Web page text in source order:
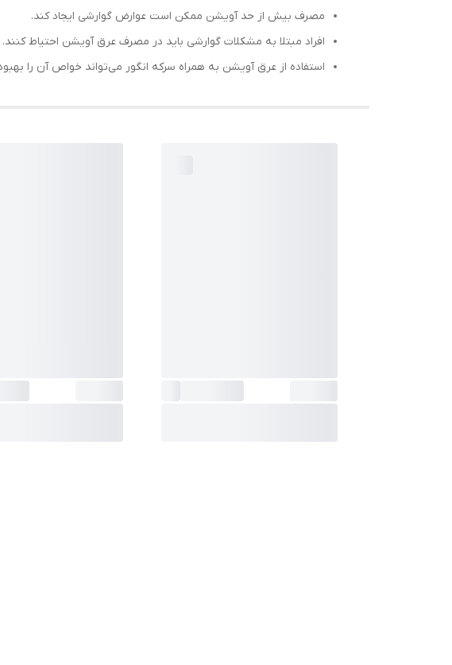
مصرف بیش از حد آویشن ممکن است عوارض گوارشی ایجاد کند.
افراد مبتلا به مشکلات گوارشی باید در مصرف عرق آویشن احتیاط کنند.
استفاده از عرق آویشن به همراه سرکه انگور می‌تواند خواص آن را